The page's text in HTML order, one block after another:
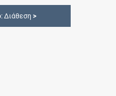
: Διάθεση >